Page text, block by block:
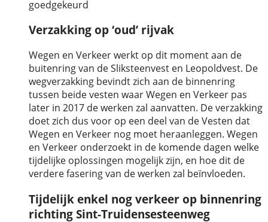
goedgekeurd
Verzakking op ‘oud’ rijvak
Wegen en Verkeer werkt op dit moment aan de
buitenring van de Sliksteenvest en Leopoldvest. De
wegverzakking bevindt zich aan de binnenring
tussen beide vesten waar Wegen en Verkeer pas
later in 2017 de werken zal aanvatten. De verzakking
doet zich dus voor op een deel van de Vesten dat
Wegen en Verkeer nog moet heraanleggen. Wegen
en Verkeer onderzoekt in de komende dagen welke
tijdelijke oplossingen mogelijk zijn, en hoe dit de
verdere fasering van de werken zal beïnvloeden.
Tijdelijk enkel nog verkeer op binnenring
richting Sint-Truidensesteenweg